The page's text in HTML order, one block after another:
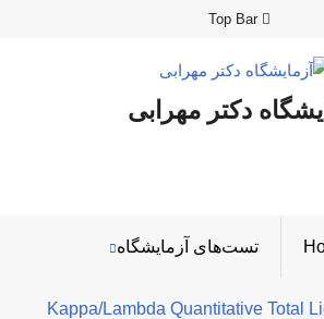
Top Bar
دکتر مهرابی
تست‌های آزمایشگاه
Kappa/Lambda Quantitative Total